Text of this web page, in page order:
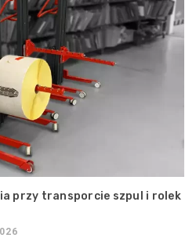
przy transporcie szpul i rolek